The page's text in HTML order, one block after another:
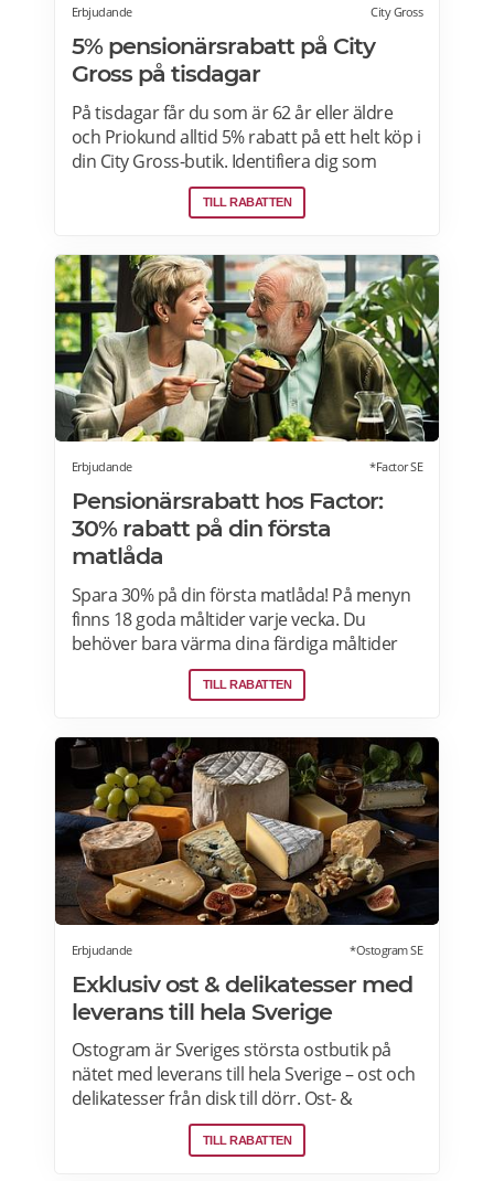
Erbjudande City Gross
5% pensionärsrabatt på City
Gross på tisdagar
På tisdagar får du som är 62 år eller äldre
och Priokund alltid 5% rabatt på ett helt köp i
din City Gross-butik. Identifiera dig som
Priokund och säg bara till i kassan i butiken
så löser vi in rabatten. Gäller ej citygross.se,
nikotinprodukter, läkemedel,
välgörenhetsprodukter,
modersmjölksersättning, presentkort och
pant. Läs mer om pensionärsrabatter på City
Gross här.
TILL RABATTEN
Erbjudande *Factor SE
Pensionärsrabatt hos Factor:
30% rabatt på din första
matlåda
Spara 30% på din första matlåda! På menyn
finns 18 goda måltider varje vecka. Du
behöver bara värma dina färdiga måltider
från Factor Meals. Med Factor har du alltid
full kontroll. Du väljer vilka måltider du vill ha.
hoppa över en vecka eller avsluta ditt
abonnemang när du vill. Läs mer om
pensionärsrabatter hos Factor här.
TILL RABATTEN
Erbjudande *Ostogram SE
Exklusiv ost & delikatesser med
leverans till hela Sverige
Ostogram är Sveriges största ostbutik på
nätet med leverans till hela Sverige – ost och
delikatesser från disk till dörr. Ost- &
charkprodukter. Färdiga presentlådor.
Ostbrickor. Ostogram skickar alla paket med
TILL RABATTEN